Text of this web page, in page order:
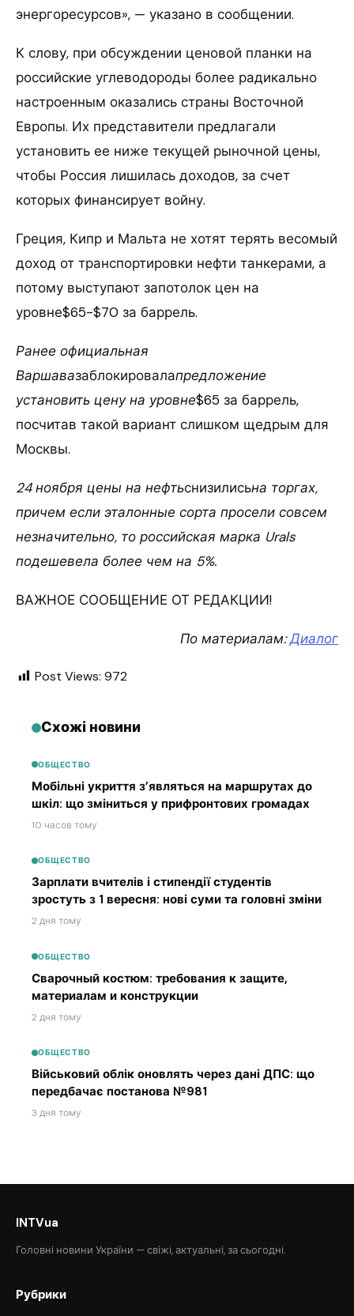
энергоресурсов», — указано в сообщении.
К слову, при обсуждении ценовой планки на
российские углеводороды более радикально
настроенным оказались страны Восточной
Европы. Их представители предлагали
установить ее ниже текущей рыночной цены,
чтобы Россия лишилась доходов, за счет
которых финансирует войну.
Греция, Кипр и Мальта не хотят терять весомый
доход от транспортировки нефти танкерами, а
потому выступают запотолок цен на
уровне$65-$70 за баррель.
Ранее официальная
Варшавазаблокировалапредложение
установить цену на уровне$65 за баррель,
посчитав такой вариант слишком щедрым для
Москвы.
24 ноября цены на нефтьснизилисьна торгах,
причем если эталонные сорта просели совсем
незначительно, то российская марка Urals
подешевела более чем на 5%.
ВАЖНОЕ СООБЩЕНИЕ ОТ РЕДАКЦИИ!
По материалам:Диалог
Post Views: 972
Схожі новини
ОБЩЕСТВО
Мобільні укриття з’являться на маршрутах до
шкіл: що зміниться у прифронтових громадах
10 часов тому
ОБЩЕСТВО
Зарплати вчителів і стипендії студентів
зростуть з 1 вересня: нові суми та головні зміни
2 дня тому
ОБЩЕСТВО
Сварочный костюм: требования к защите,
материалам и конструкции
2 дня тому
ОБЩЕСТВО
Військовий облік оновлять через дані ДПС: що
передбачає постанова №981
3 дня тому
INTVua
Головні новини України — свіжі, актуальні, за сьогодні.
Рубрики